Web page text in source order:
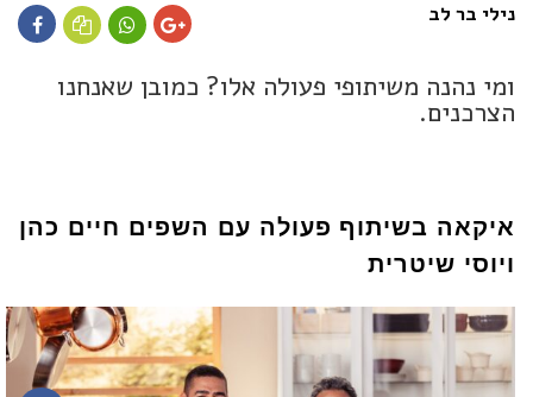
נילי בר לב
ומי נהנה משיתופי פעולה אלו? כמובן שאנחנו
הצרכנים.
איקאה בשיתוף פעולה עם השפים חיים כהן
ויוסי שיטרית